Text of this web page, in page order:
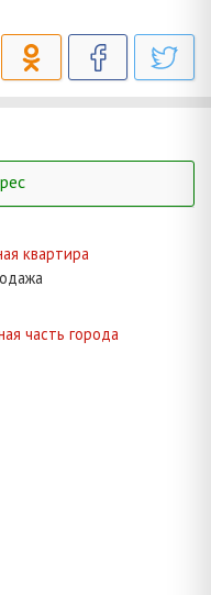
квартира
часть города